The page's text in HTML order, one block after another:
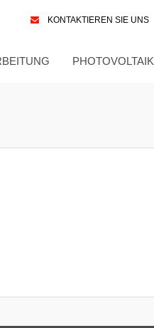
KONTAKTIEREN SIE UNS
PHOTOVOLTAIK